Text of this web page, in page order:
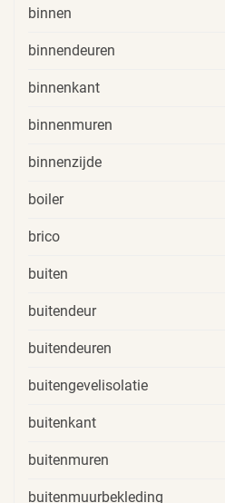
binnen
binnendeuren
binnenkant
binnenmuren
binnenzijde
boiler
brico
buiten
buitendeur
buitendeuren
buitengevelisolatie
buitenkant
buitenmuren
buitenmuurbekleding